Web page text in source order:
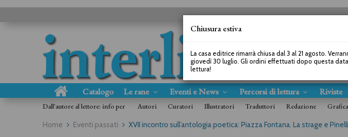
Catalogo Le rane Eventi e News Percorsi di lettura Riviste
Dall'autore al lettore: info per Autori Curatori Illustratori Traduttori Redazione Grafica
Home Eventi passati XVII incontro sull’antologia poetica: Piazza Fontana. La strage e
Chiusura estiva
La casa editrice rimarrà chiusa dal 3 al 21 agosto.
giovedì 30 luglio. Gli ordini effettuati dopo questa
lettura!